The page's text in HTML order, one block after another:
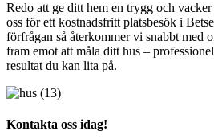
Redo att ge ditt hem en trygg och
oss för ett kostnadsfritt platsbesök i
förfrågan så återkommer vi snabbt med
fram emot att måla ditt hus –
resultat du kan lita på.
Kontakta oss idag!